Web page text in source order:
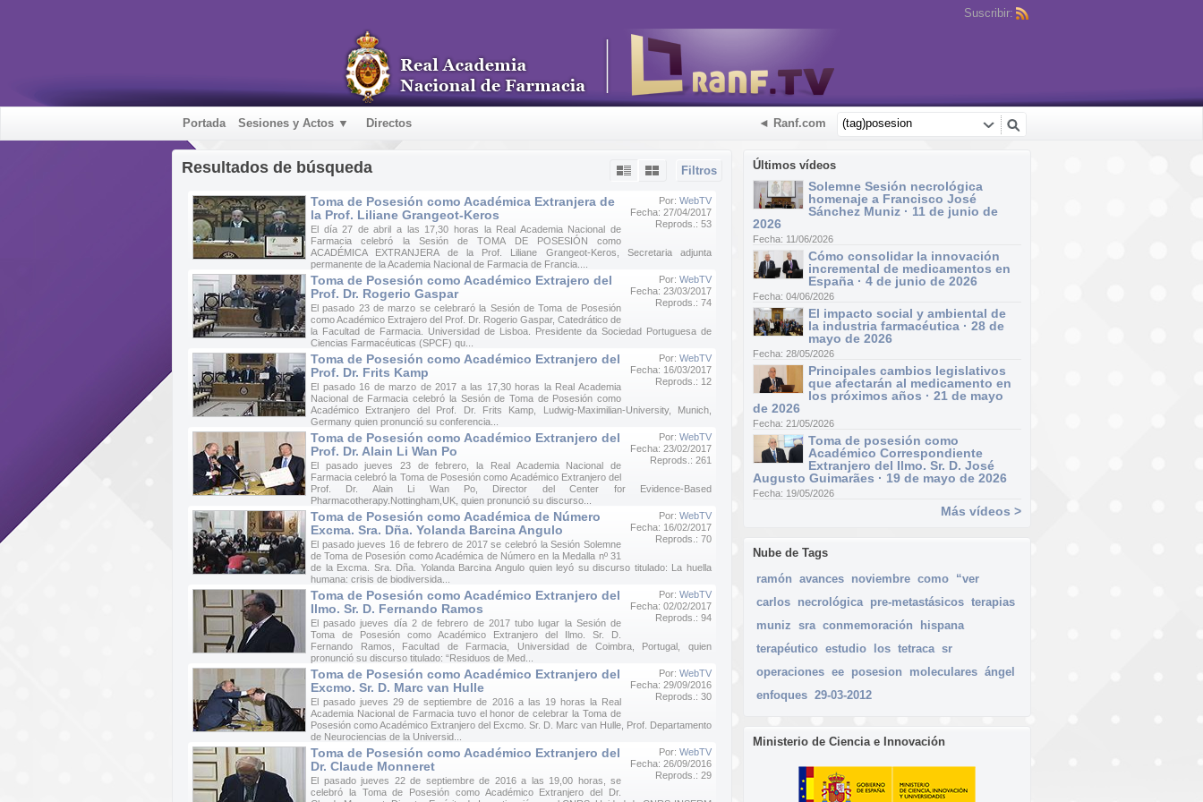
Suscribir:
Portada Sesiones y Actos ▼ Directos ◄ Ranf.com
Últimos vídeos
Solemne Sesión necrológica
homenaje a Francisco José
Sánchez Muniz · 11 de junio de
2026
Fecha: 11/06/2026
Cómo consolidar la innovación
incremental de medicamentos en
España · 4 de junio de 2026
Fecha: 04/06/2026
El impacto social y ambiental de
la industria farmacéutica · 28 de
mayo de 2026
Fecha: 28/05/2026
Principales cambios legislativos
que afectarán al medicamento en
los próximos años · 21 de mayo
de 2026
Fecha: 21/05/2026
Toma de posesión como
Académico Correspondiente
Extranjero del Ilmo. Sr. D. José
Augusto Guimarães · 19 de mayo de 2026
Fecha: 19/05/2026
Más vídeos >
Nube de Tags
ramón avances noviembre como “ver
carlos necrológica pre-metastásicos terapias
muniz sra conmemoración
hispana
terapéutico estudio los tetraca sr
operaciones ee posesion moleculares ángel
enfoques 29-03-2012
Ministerio de Ciencia e Innovación
Filtros
Resultados de búsqueda
Por: WebTV
Fecha: 27/04/2017
Reprods.: 53
Toma de Posesión como Académica Extranjera de
la Prof. Liliane Grangeot-Keros
El día 27 de abril a las 17,30 horas la Real Academia Nacional de
Farmacia celebró la Sesión de TOMA DE POSESIÓN como
ACADÉMICA EXTRANJERA de la Prof. Liliane Grangeot-Keros, Secretaria adjunta
permanente de la Academia Nacional de Farmacia de Francia....
Por: WebTV
Fecha: 23/03/2017
Reprods.: 74
Toma de Posesión como Académico Extrajero del
Prof. Dr. Rogerio Gaspar
El pasado 23 de marzo se celebraró la Sesión de Toma de Posesión
como Académico Extrajero del Prof. Dr. Rogerio Gaspar, Catedrático de
la Facultad de Farmacia. Universidad de Lisboa. Presidente da Sociedad Portuguesa de
Ciencias Farmacéuticas (SPCF) qu...
Por: WebTV
Fecha: 16/03/2017
Reprods.: 12
Toma de Posesión como Académico Extranjero del
Prof. Dr. Frits Kamp
El pasado 16 de marzo de 2017 a las 17,30 horas la Real Academia
Nacional de Farmacia celebró la Sesión de Toma de Posesión como
Académico Extranjero del Prof. Dr. Frits Kamp, Ludwig-Maximilian-University, Munich,
Germany quien pronunció su conferencia...
Por: WebTV
Fecha: 23/02/2017
Reprods.: 261
Toma de Posesión como Académico Extranjero del
Prof. Dr. Alain Li Wan Po
El pasado jueves 23 de febrero, la Real Academia Nacional de
Farmacia celebró la Toma de Posesión como Académico Extranjero del
Prof. Dr. Alain Li Wan Po, Director del Center for Evidence-Based
Pharmacotherapy.Nottingham,UK, quien pronunció su discurso...
Por: WebTV
Fecha: 16/02/2017
Reprods.: 70
Toma de Posesión como Académica de Número
Excma. Sra. Dña. Yolanda Barcina Angulo
El pasado jueves 16 de febrero de 2017 se celebró la Sesión Solemne
de Toma de Posesión como Académica de Número en la Medalla nº 31
de la Excma. Sra. Dña. Yolanda Barcina Angulo quien leyó su discurso titulado: La huella
humana: crisis de biodiversida...
Por: WebTV
Fecha: 02/02/2017
Reprods.: 94
Toma de Posesión como Académico Extranjero del
Ilmo. Sr. D. Fernando Ramos
El pasado jueves día 2 de febrero de 2017 tubo lugar la Sesión de
Toma de Posesión como Académico Extranjero del Ilmo. Sr. D.
Fernando Ramos, Facultad de Farmacia, Universidad de Coimbra, Portugal, quien
pronunció su discurso titulado: “Residuos de Med...
Por: WebTV
Fecha: 29/09/2016
Reprods.: 30
Toma de Posesión como Académico Extranjero del
Excmo. Sr. D. Marc van Hulle
El pasado jueves 29 de septiembre de 2016 a las 19 horas la Real
Academia Nacional de Farmacia tuvo el honor de celebrar la Toma de
Posesión como Académico Extranjero del Excmo. Sr. D. Marc van Hulle, Prof. Departamento
de Neurociencias de la Universid...
Por: WebTV
Fecha: 26/09/2016
Reprods.: 29
Toma de Posesión como Académico Extranjero del
Dr. Claude Monneret
El pasado jueves 22 de septiembre de 2016 a las 19,00 horas, se
celebró la Toma de Posesión como Académico Extranjero del Dr.